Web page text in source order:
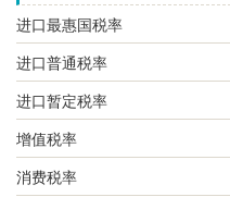
进口最惠国税率
进口普通税率
进口暂定税率
增值税率
消费税率